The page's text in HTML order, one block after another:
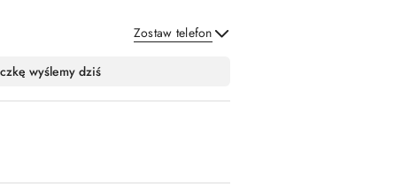
Zostaw telefon
wyślemy dziś